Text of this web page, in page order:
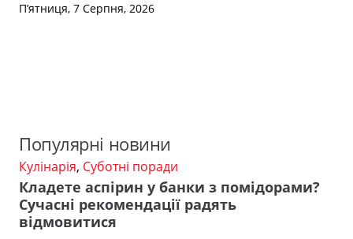
П’ятниця, 7 Серпня, 2026
Популярні новини
Кулінарія, Суботні поради
Кладете аспірин у банки з помідорами?
Сучасні рекомендації радять
відмовитися